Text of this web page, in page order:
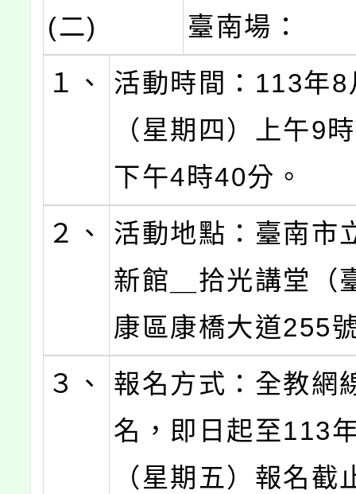
(二)
臺南場：
１、
活動時間：113年
（星期四）上午9
下午4時40分。
２、
活動地點：臺南市
新館＿拾光講堂（
康區康橋大道255
３、
報名方式：全教網
名，即日起至113
（星期五）報名截